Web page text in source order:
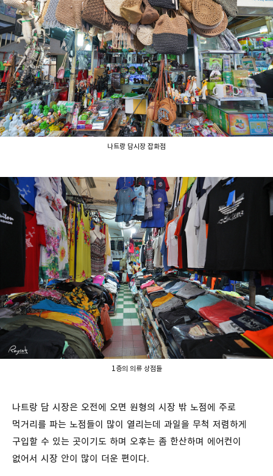
나트랑 담시장 잡화점
1층의 의류 상점들
나트랑 담 시장은 오전에 오면 원형의 시장 밖 노점에 주로
먹거리를 파는 노점들이 많이 열리는데 과일을 무척 저렴하게
구입할 수 있는 곳이기도 하며 오후는 좀 한산하며 에어컨이
없어서 시장 안이 많이 더운 편이다.